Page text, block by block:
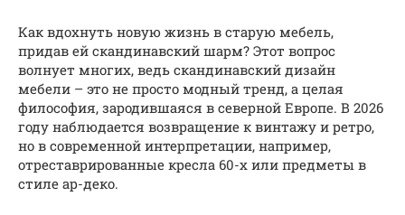
Как вдохнуть новую жизнь в старую мебель,
придав ей скандинавский шарм? Этот вопрос
волнует многих, ведь скандинавский дизайн
мебели – это не просто модный тренд, а целая
философия, зародившаяся в северной Европе. В 2026
году наблюдается возвращение к винтажу и ретро,
но в современной интерпретации, например,
отреставрированные кресла 60-х или предметы в
стиле ар-деко.